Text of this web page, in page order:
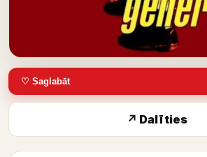
♡ Saglabāt
↗ Dalīties